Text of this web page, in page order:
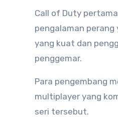
Call of Duty
pengalaman perang
yang kuat dan
penggemar.
Para pengembang
multiplayer yang
seri tersebut.